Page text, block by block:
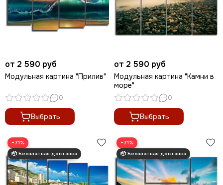
от 2 590 руб
Модульная картина "Прилив"
0
Выбрать
от 2 590 руб
Модульная картина "Камни в
море"
0
Выбрать
−71% −71%